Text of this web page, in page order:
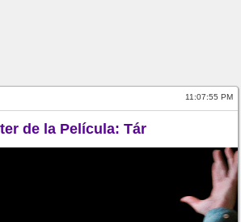
11:07:55 PM
de la Película: Tár